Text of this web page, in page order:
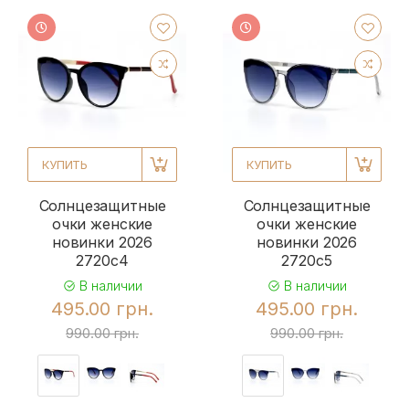
КУПИТЬ
Солнцезащитные
очки женские
новинки 2026
2720c4
В наличии
495.00 грн.
990.00 грн.
КУПИТЬ
Солнцезащитные
очки женские
новинки 2026
2720c5
В наличии
495.00 грн.
990.00 грн.